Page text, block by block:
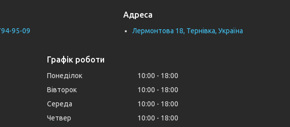
95-09
Адреса
Лермонтова 18, Тернівка, Україна
Графік роботи
Понеділок 10:00
18:00
Вівторок
10:00
18:00
Середа
10:00
18:00
Четвер
10:00
18:00